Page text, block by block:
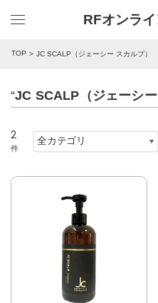
RFオンラ
TOP JC SCALP（ジェーシー スカルプ）
“JC SCALP（ジェーシー
2
件